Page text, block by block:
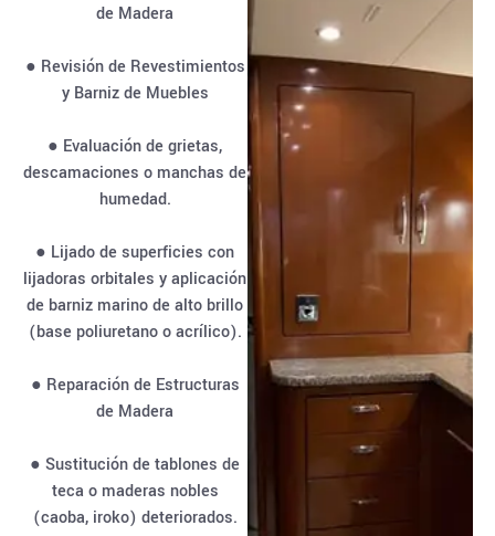
de Madera
● Revisión de Revestimientos
y Barniz de Muebles
● Evaluación de grietas,
descamaciones o manchas de
humedad.
● Lijado de superficies con
lijadoras orbitales y aplicación
de barniz marino de alto brillo
(base poliuretano o acrílico).
● Reparación de Estructuras
de Madera
● Sustitución de tablones de
teca o maderas nobles
(caoba, iroko) deteriorados.